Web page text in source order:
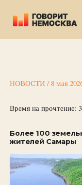
содержимому
НОВОСТИ / 8 мая
Время на прочтение: 3
Более 100
жителей Самары